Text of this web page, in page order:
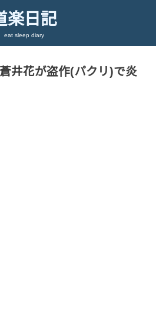
楽日記
eat sleep diary
井花が盗作(パクリ)で炎